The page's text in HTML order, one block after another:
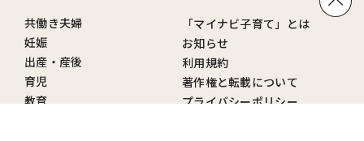
共働き夫婦
妊娠
出産・産後
育児
教育
「マイナビ子育て」とは
お知らせ
利用規約
著作権と転載について
プライバシーポリシー